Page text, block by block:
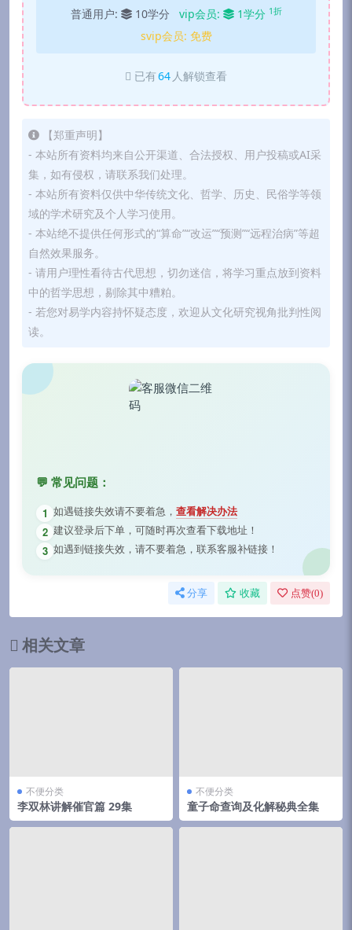
普通用户: 10学分 vip会员: 1学分 1折
svip会员: 免费
已有64 人解锁查看
【郑重声明】
- 本站所有资料均来自公开渠道、合法授权、用户投稿或AI采
集，如有侵权，请联系我们处理。
- 本站所有资料仅供中华传统文化、哲学、历史、民俗学等领
域的学术研究及个人学习使用。
- 本站绝不提供任何形式的“算命”“改运”“预测”“远程治病”等超
自然效果服务。
- 请用户理性看待古代思想，切勿迷信，将学习重点放到资料
中的哲学思想，剔除其中糟粕。
- 若您对易学内容持怀疑态度，欢迎从文化研究视角批判性阅
读。
💬 常见问题：
1 如遇链接失效请不要着急， 查看解决办法
2 建议登录后下单，可随时再次查看下载地址！
3 如遇到链接失效，请不要着急，联系客服补链接！
分享 收藏 点赞(0)
相关文章
不便分类
李双林讲解催官篇 29集
不便分类
童子命查询及化解秘典全集